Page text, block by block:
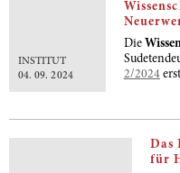
INSTITUT
04. 09. 2024
Die
2/2024
Das
für